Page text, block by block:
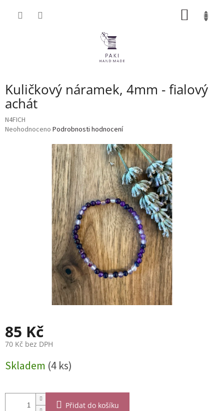
Kuličkový náramek, 4mm - fialový
achát
N4FICH
Průměrné
Neohodnoceno Podrobnosti hodnocení
85 Kč
70 Kč bez DPH
cena:
Skladem (4 ks)
Přidat do košíku